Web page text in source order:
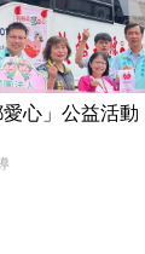
愛心」公益活